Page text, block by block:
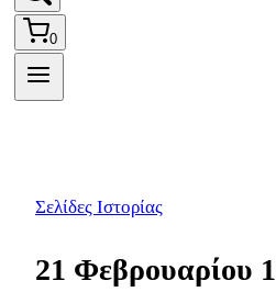
0
Σελίδες Ιστορίας
21 Φεβρουαρίου